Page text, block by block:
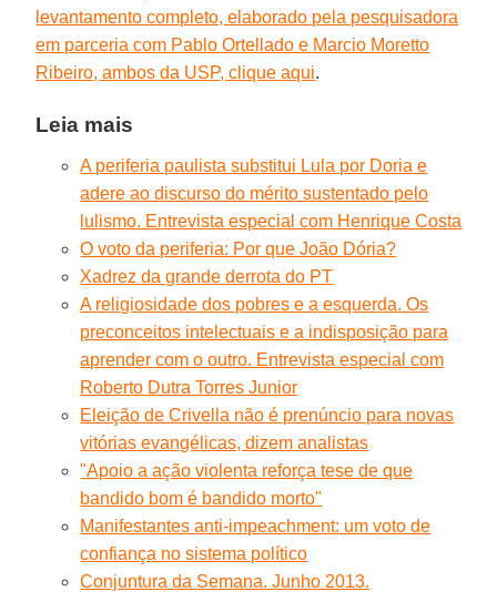
levantamento completo, elaborado pela pesquisadora
em parceria com Pablo Ortellado e Marcio Moretto
Ribeiro, ambos da USP, clique aqui.
Leia mais
A periferia paulista substitui Lula por Doria e
adere ao discurso do mérito sustentado pelo
lulismo. Entrevista especial com Henrique Costa
O voto da periferia: Por que João Dória?
Xadrez da grande derrota do PT
A religiosidade dos pobres e a esquerda. Os
preconceitos intelectuais e a indisposição para
aprender com o outro. Entrevista especial com
Roberto Dutra Torres Junior
Eleição de Crivella não é prenúncio para novas
vitórias evangélicas, dizem analistas
"Apoio a ação violenta reforça tese de que
bandido bom é bandido morto"
Manifestantes anti-impeachment: um voto de
confiança no sistema político
Conjuntura da Semana. Junho 2013.